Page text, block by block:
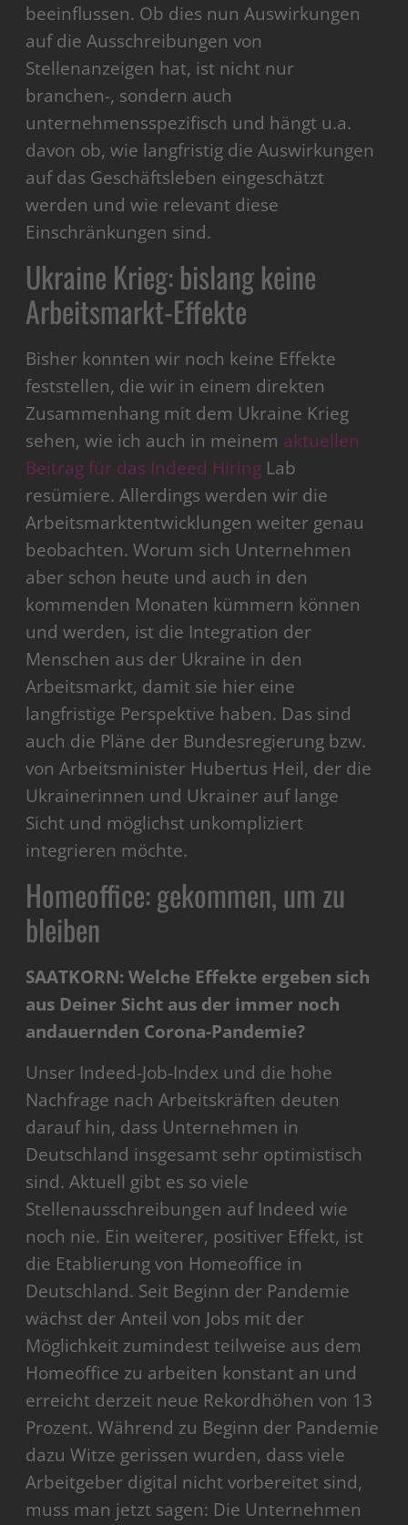
beeinflussen. Ob dies nun Auswirkungen
auf die Ausschreibungen von
Stellenanzeigen hat, ist nicht nur
branchen-, sondern auch
unternehmensspezifisch und hängt u.a.
davon ob, wie langfristig die Auswirkungen
auf das Geschäftsleben eingeschätzt
werden und wie relevant diese
Einschränkungen sind.
Ukraine Krieg: bislang keine
Arbeitsmarkt-Effekte
Bisher konnten wir noch keine Effekte
feststellen, die wir in einem direkten
Zusammenhang mit dem Ukraine Krieg
sehen, wie ich auch in meinem aktuellen
Beitrag für das Indeed Hiring Lab
resümiere. Allerdings werden wir die
Arbeitsmarktentwicklungen weiter genau
beobachten. Worum sich Unternehmen
aber schon heute und auch in den
kommenden Monaten kümmern können
und werden, ist die Integration der
Menschen aus der Ukraine in den
Arbeitsmarkt, damit sie hier eine
langfristige Perspektive haben. Das sind
auch die Pläne der Bundesregierung bzw.
von Arbeitsminister Hubertus Heil, der die
Ukrainerinnen und Ukrainer auf lange
Sicht und möglichst unkompliziert
integrieren möchte.
Homeoffice: gekommen, um zu
bleiben
SAATKORN: Welche Effekte ergeben sich
aus Deiner Sicht aus der immer noch
andauernden Corona-Pandemie?
Unser Indeed-Job-Index und die hohe
Nachfrage nach Arbeitskräften deuten
darauf hin, dass Unternehmen in
Deutschland insgesamt sehr optimistisch
sind. Aktuell gibt es so viele
Stellenausschreibungen auf Indeed wie
noch nie. Ein weiterer, positiver Effekt, ist
die Etablierung von Homeoffice in
Deutschland. Seit Beginn der Pandemie
wächst der Anteil von Jobs mit der
Möglichkeit zumindest teilweise aus dem
Homeoffice zu arbeiten konstant an und
erreicht derzeit neue Rekordhöhen von 13
Prozent. Während zu Beginn der Pandemie
dazu Witze gerissen wurden, dass viele
Arbeitgeber digital nicht vorbereitet sind,
muss man jetzt sagen: Die Unternehmen